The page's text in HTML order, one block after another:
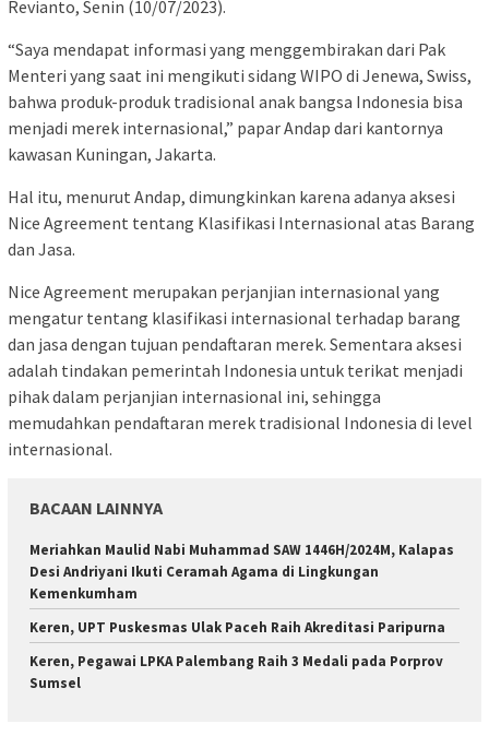
Revianto, Senin (10/07/2023).
“Saya mendapat informasi yang menggembirakan dari Pak
Menteri yang saat ini mengikuti sidang WIPO di Jenewa, Swiss,
bahwa produk-produk tradisional anak bangsa Indonesia bisa
menjadi merek internasional,” papar Andap dari kantornya
kawasan Kuningan, Jakarta.
Hal itu, menurut Andap, dimungkinkan karena adanya aksesi
Nice Agreement tentang Klasifikasi Internasional atas Barang
dan Jasa.
Nice Agreement merupakan perjanjian internasional yang
mengatur tentang klasifikasi internasional terhadap barang
dan jasa dengan tujuan pendaftaran merek. Sementara aksesi
adalah tindakan pemerintah Indonesia untuk terikat menjadi
pihak dalam perjanjian internasional ini, sehingga
memudahkan pendaftaran merek tradisional Indonesia di level
internasional.
BACAAN LAINNYA
Meriahkan Maulid Nabi Muhammad SAW 1446H/2024M, Kalapas
Desi Andriyani Ikuti Ceramah Agama di Lingkungan
Kemenkumham
Keren, UPT Puskesmas Ulak Paceh Raih Akreditasi Paripurna
Keren, Pegawai LPKA Palembang Raih 3 Medali pada Porprov
Sumsel